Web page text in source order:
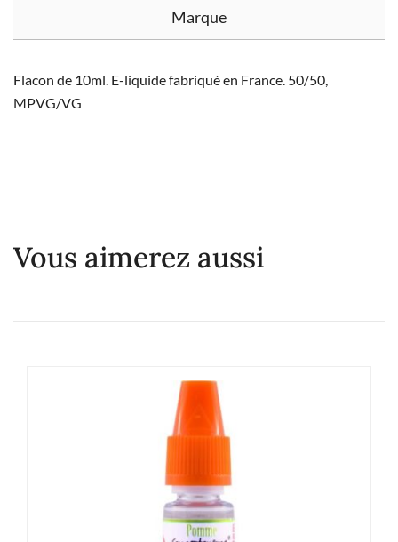
Marque
Flacon de 10ml. E-liquide fabriqué en France. 50/50,
MPVG/VG
Vous aimerez aussi